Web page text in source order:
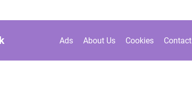
Ads About Us Cookies Contact